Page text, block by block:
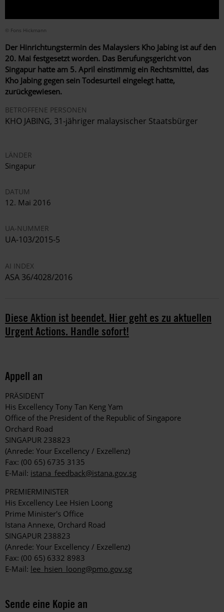
© Fons Hickmann
Der Hinrichtungstermin des Malaysiers Kho Jabing ist auf den
20. Mai festgesetzt worden. Das Berufungsgericht von
Singapur hatte am 5. April einstimmig ein Rechtsmittel, das
Kho Jabing gegen sein Todesurteil eingelegt hatte,
zurückgewiesen.
BETROFFENE PERSONEN
KHO JABING, 31-jähriger malaysischer Staatsbürger
LÄNDER
Singapur
DATUM
12. Mai 2016
UA-NUMMER
UA-103/2015-5
AI INDEX
ASA 36/4028/2016
Diese Aktion ist beendet. Hier geht es zu aktuellen
Urgent Actions. Handle sofort!
Appell an
PRÄSIDENT
His Excellency Tony Tan Keng Yam
Office of the President of the Republic of Singapore
Orchard Road
SINGAPUR 238823
(Anrede: Your Excellency / Exzellenz)
Fax: (00 65) 6735 3135
E-Mail: istana_feedback@istana.gov.sg
PREMIERMINISTER
His Excellency Lee Hsien Loong
Prime Minister's Office
Istana Annexe, Orchard Road
SINGAPUR 238823
(Anrede: Your Excellency / Exzellenz)
Fax: (00 65) 6332 8983
E-Mail: lee_hsien_loong@pmo.gov.sg
Sende eine Kopie an